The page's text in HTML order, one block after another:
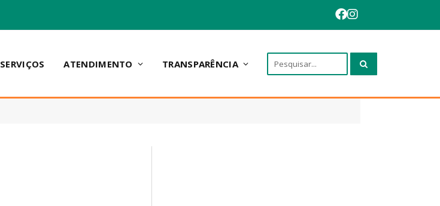
SERVIÇOS ATENDIMENTO TRANSPARÊNCIA